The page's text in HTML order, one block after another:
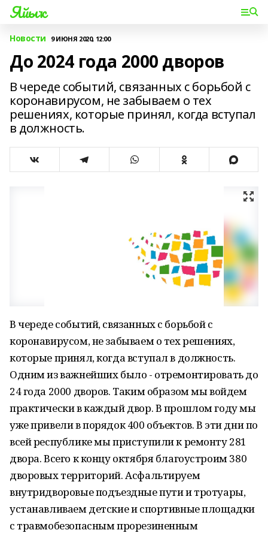
Яйыҡ
Новости 9 ИЮНЯ 2020, 12:00
До 2024 года 2000 дворов
В череде событий, связанных с борьбой с
коронавирусом, не забываем о тех
решениях, которые принял, когда вступал
в должность.
В череде событий, связанных с борьбой с
коронавирусом, не забываем о тех решениях,
которые принял, когда вступал в должность.
Одним из важнейших было - отремонтировать до
24 года 2000 дворов. Таким образом мы войдем
практически в каждый двор. В прошлом году мы
уже привели в порядок 400 объектов. В эти дни по
всей республике мы приступили к ремонту 281
двора. Всего к концу октября благоустроим 380
дворовых территорий. Асфальтируем
внутридворовые подъездные пути и тротуары,
устанавливаем детские и спортивные площадки
с травмобезопасным прорезиненным